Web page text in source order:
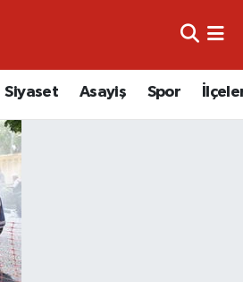
Siyaset Asayiş Spor
ve Fikstür